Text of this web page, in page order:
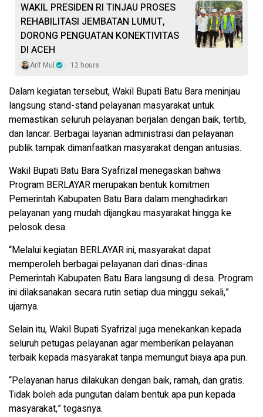
WAKIL PRESIDEN RI TINJAU PROSES
REHABILITASI JEMBATAN LUMUT,
DORONG PENGUATAN KONEKTIVITAS
DI ACEH
Arif Mul 12 hours
Dalam kegiatan tersebut, Wakil Bupati Batu Bara meninjau
langsung stand-stand pelayanan masyarakat untuk
memastikan seluruh pelayanan berjalan dengan baik, tertib,
dan lancar. Berbagai layanan administrasi dan pelayanan
publik tampak dimanfaatkan masyarakat dengan antusias.
Wakil Bupati Batu Bara Syafrizal menegaskan bahwa
Program BERLAYAR merupakan bentuk komitmen
Pemerintah Kabupaten Batu Bara dalam menghadirkan
pelayanan yang mudah dijangkau masyarakat hingga ke
pelosok desa.
“Melalui kegiatan BERLAYAR ini, masyarakat dapat
memperoleh berbagai pelayanan dari dinas-dinas
Pemerintah Kabupaten Batu Bara langsung di desa. Program
ini dilaksanakan secara rutin setiap dua minggu sekali,”
ujarnya.
Selain itu, Wakil Bupati Syafrizal juga menekankan kepada
seluruh petugas pelayanan agar memberikan pelayanan
terbaik kepada masyarakat tanpa memungut biaya apa pun.
“Pelayanan harus dilakukan dengan baik, ramah, dan gratis.
Tidak boleh ada pungutan dalam bentuk apa pun kepada
masyarakat,” tegasnya.